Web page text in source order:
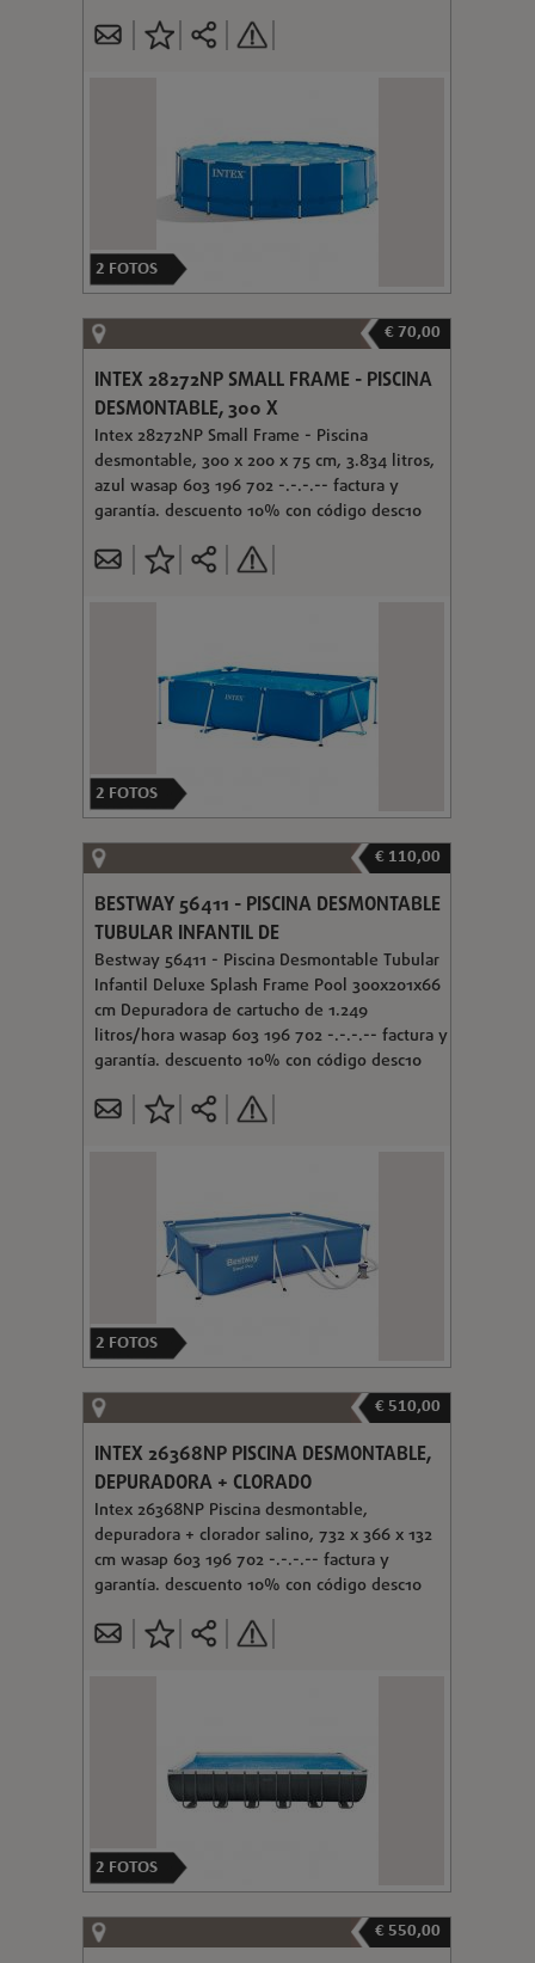
2 FOTOS
€ 70,00
INTEX 28272NP SMALL FRAME - PISCINA
DESMONTABLE, 300 X
Intex 28272NP Small Frame - Piscina
desmontable, 300 x 200 x 75 cm, 3.834 litros,
azul wasap 603 196 702 -.-.-.-- factura y
garantía. descuento 10% con código desc10
2 FOTOS
€ 110,00
BESTWAY 56411 - PISCINA DESMONTABLE
TUBULAR INFANTIL DE
Bestway 56411 - Piscina Desmontable Tubular
Infantil Deluxe Splash Frame Pool 300x201x66
cm Depuradora de cartucho de 1.249
litros/hora wasap 603 196 702 -.-.-.-- factura y
garantía. descuento 10% con código desc10
2 FOTOS
€ 510,00
INTEX 26368NP PISCINA DESMONTABLE,
DEPURADORA + CLORADO
Intex 26368NP Piscina desmontable,
depuradora + clorador salino, 732 x 366 x 132
cm wasap 603 196 702 -.-.-.-- factura y
garantía. descuento 10% con código desc10
2 FOTOS
€ 550,00